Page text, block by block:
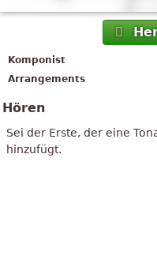
Komponist
Arrangements
Hören
Sei der Erste, der eine
hinzufügt.